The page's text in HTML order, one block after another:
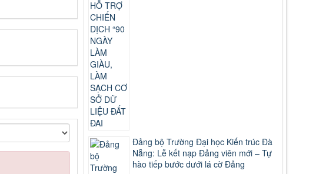
Đảng bộ Trường Đại học Kiến trúc Đà
Nẵng: Lễ kết nạp Đảng viên mới – Tự
hào tiếp bước dưới lá cờ Đảng